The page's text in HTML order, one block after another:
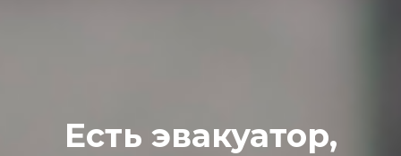
Есть эвакуатор,